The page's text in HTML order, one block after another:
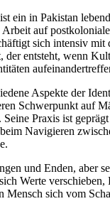
ein in Pakistan
auf
sich intensiv mit
der entsteht, wenn
Aspekte der
Schwerpunkt auf
Praxis ist
Navigieren
und Enden, aber
Werte verschieben,
Mensch sich vom